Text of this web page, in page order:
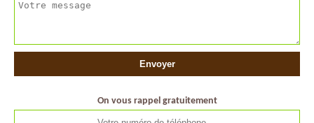
On vous rappel gratuitement